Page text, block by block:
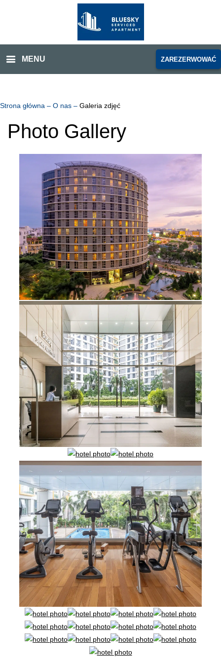
MENU ZAREZERWOWAĆ
Strona główna – O nas – Galeria zdjęć
Photo Gallery